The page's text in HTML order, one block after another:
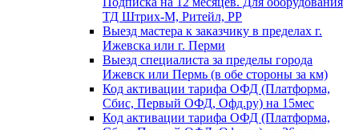
ТД Штрих-М, Ритейл, РР
Выезд мастера к заказчику в пределах г.
Ижевска или г. Перми
Выезд специалиста за пределы города
Ижевск или Пермь (в обе стороны за км)
Код активации тарифа ОФД (Платформа,
Сбис, Первый ОФД, Офд.ру) на 15мес
Код активации тарифа ОФД (Платформа,